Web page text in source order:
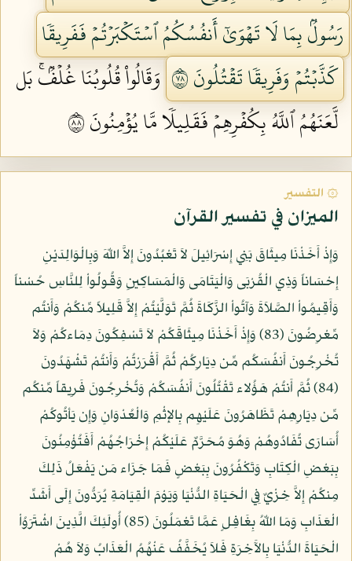
رَسُولُۢ بِمَا لَا تَهۡوَىٰٓ أَنفُسُكُمُ ٱسۡتَكۡبَرۡتُمۡ فَفَرِيقٗا
كَذَّبۡتُمۡ وَفَرِيقٗا تَقۡتُلُونَ ٨٧
وَقَالُواْ قُلُوبُنَا غُلۡفُۢۚ بَل
لَّعَنَهُمُ ٱللَّهُ بِكُفۡرِهِمۡ فَقَلِيلٗا مَّا يُؤۡمِنُونَ ٨٨
۞ التفسير
الميزان في تفسير القرآن
وَإِذْ أَخَذْنَا مِيثَاقَ بَنِي إِسْرَائِيلَ لاَ تَعْبُدُونَ إِلاَّ اللّهَ وَبِالْوَالِدَيْنِ
إِحْسَاناً وَذِي الْقُرْبَى وَالْيَتَامَى وَالْمَسَاكِينِ وَقُولُواْ لِلنَّاسِ حُسْناً
وَأَقِيمُواْ الصَّلاَةَ وَآتُواْ الزَّكَاةَ ثُمَّ تَوَلَّيْتُمْ إِلاَّ قَلِيلاً مِّنكُمْ وَأَنتُم
مِّعْرِضُونَ (83) وَإِذْ أَخَذْنَا مِيثَاقَكُمْ لاَ تَسْفِكُونَ دِمَاءكُمْ وَلاَ
تُخْرِجُونَ أَنفُسَكُم مِّن دِيَارِكُمْ ثُمَّ أَقْرَرْتُمْ وَأَنتُمْ تَشْهَدُونَ
(84) ثُمَّ أَنتُمْ هَؤُلاء تَقْتُلُونَ أَنفُسَكُمْ وَتُخْرِجُونَ فَرِيقاً مِّنكُم
مِّن دِيَارِهِمْ تَظَاهَرُونَ عَلَيْهِم بِالإِثْمِ وَالْعُدْوَانِ وَإِن يَأتُوكُمْ
أُسَارَى تُفَادُوهُمْ وَهُوَ مُحَرَّمٌ عَلَيْكُمْ إِخْرَاجُهُمْ أَفَتُؤْمِنُونَ
بِبَعْضِ الْكِتَابِ وَتَكْفُرُونَ بِبَعْضٍ فَمَا جَزَاء مَن يَفْعَلُ ذَلِكَ
مِنكُمْ إِلاَّ خِزْيٌ فِي الْحَيَاةِ الدُّنْيَا وَيَوْمَ الْقِيَامَةِ يُرَدُّونَ إِلَى أَشَدِّ
الْعَذَابِ وَمَا اللّهُ بِغَافِلٍ عَمَّا تَعْمَلُونَ (85) أُولَئِكَ الَّذِينَ اشْتَرَوُاْ
الْحَيَاةَ الدُّنْيَا بِالآَخِرَةِ فَلاَ يُخَفَّفُ عَنْهُمُ الْعَذَابُ وَلاَ هُمْ